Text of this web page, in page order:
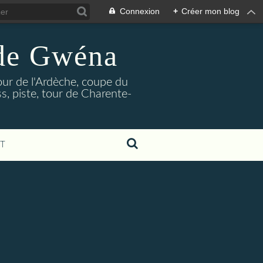
Connexion + Créer mon blog
Gwéna
de l'Ardèche, coupe du
piste, tour de Charente-